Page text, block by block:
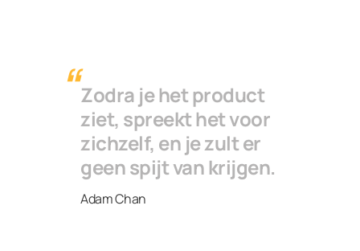
Zodra je het product
ziet, spreekt het voor
zichzelf, en je zult er
geen spijt van krijgen.
Adam Chan